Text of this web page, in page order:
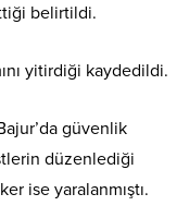
belirtildi.
yitirdiği kaydedildi.
güvenlik
düzenlediği
ise yaralanmıştı.